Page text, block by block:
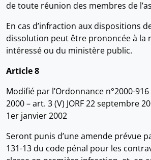
de toute réunion des membres de
En cas d’infraction aux dispositions
dissolution peut être prononcée à la
intéressé ou du ministère public.
Article 8
Modifié par l’Ordonnance n°2000-
2000 – art. 3 (V) JORF 22 septembre
1er janvier 2002
Seront punis d’une amende prévue
131-13 du code pénal pour les